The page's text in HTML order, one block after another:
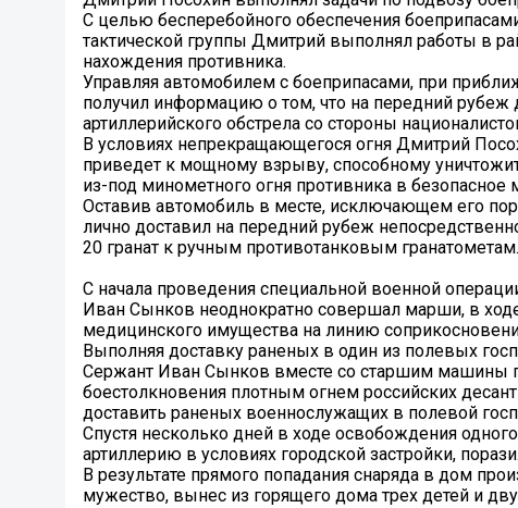
С целью бесперебойного обеспечения
тактической группы Дмитрий выполнял работы в
нахождения противника.
Управляя автомобилем с боеприпасами, при
получил информацию о том, что на передний рубеж
артиллерийского обстрела со стороны
В условиях непрекращающегося огня Дмитрий
приведет к мощному взрыву, способному
из-под минометного огня противника в безопасное
Оставив автомобиль в месте, исключающем его
лично доставил на передний рубеж
20 гранат к ручным противотанковым гранатометам.
С начала проведения специальной военной
Иван Сынков неоднократно совершал марши, в
медицинского имущества на линию
Выполняя доставку раненых в один из полевых
Сержант Иван Сынков вместе со старшим машины
боестолкновения плотным огнем российских
доставить раненых военнослужащих в полевой
Спустя несколько дней в ходе освобождения
артиллерию в условиях городской застройки,
В результате прямого попадания снаряда в дом
мужество, вынес из горящего дома трех детей и